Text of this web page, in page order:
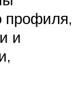
профиля,
и